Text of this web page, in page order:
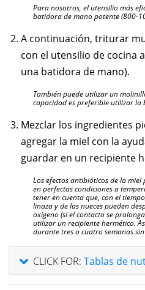
Para nosotros, el utensilio más
batidora de mano potente (800-
A continuación, triturar
con el utensilio de cocina
una batidora de mano).
También puede utilizar un
capacidad es preferible utilizar la
Mezclar los ingredientes
agregar la miel con la
guardar en un recipiente
Los efectos antibióticos de la miel
en perfectas condiciones a
tener en cuenta que, con el
linaza y de las nueces pueden
oxígeno (si el contacto se
utilizar un recipiente hermético.
durante tres o cuatro semanas
CLICK FOR: Tablas de